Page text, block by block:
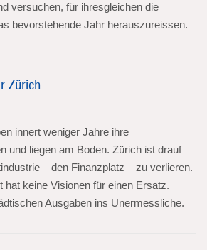
versuchen, für ihresgleichen die
bevorstehende Jahr herauszureissen.
Zürich
innert weniger Jahre ihre
und liegen am Boden. Zürich ist drauf
– den Finanzplatz – zu verlieren.
hat keine Visionen für einen Ersatz.
Ausgaben ins Unermessliche.